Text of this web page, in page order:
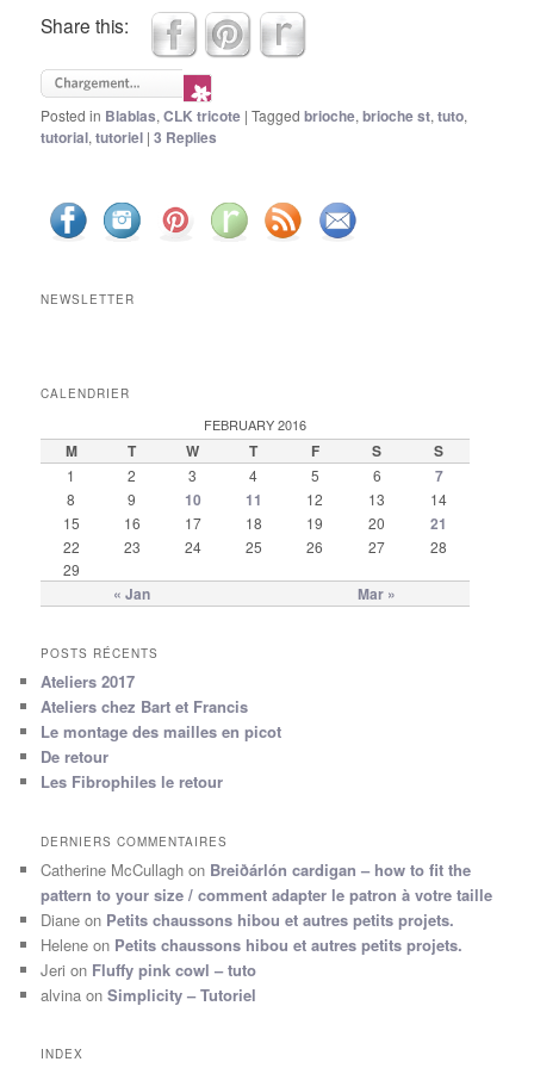
Share this:
Posted in Blablas,CLK tricote |Tagged brioche,brioche st,tuto,
tutorial,tutoriel |3 Replies
NEWSLETTER
CALENDRIER
FEBRUARY 2016
M T W T F S S
« Jan Mar »
1 2 3 4 5 6 7
8 9 10 11 12 13
14
15
16 17 18 19 20 21
22 23 24 25 26 27
28
29
POSTS RÉCENTS
Ateliers 2017
Ateliers chez Bart et Francis
Le montage des mailles en picot
De retour
Les Fibrophiles le retour
DERNIERS COMMENTAIRES
Catherine McCullagh on Breiðárlón cardigan – how to fit the
pattern to your size / comment adapter le patron à votre taille
Diane on Petits chaussons hibou et autres petits projets.
Helene on Petits chaussons hibou et autres petits projets.
Jeri on Fluffy pink cowl – tuto
alvina onSimplicity – Tutoriel
INDEX